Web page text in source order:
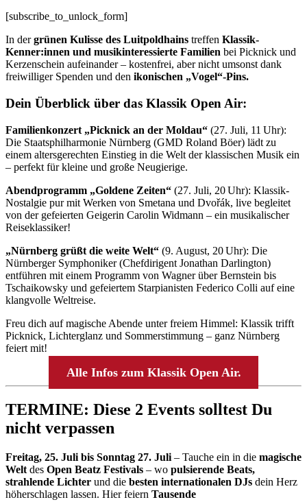
[subscribe_to_unlock_form]
In dergrünen Kulisse des Luitpoldhains treffen Klassik-
Kenner:innen und musikinteressierte Familien bei Picknick und
Kerzenschein aufeinander – kostenfrei, aber nicht umsonst dank
freiwilliger Spenden und den ikonischen „Vogel“-Pins.
Dein Überblick über das Klassik Open Air:
Familienkonzert „Picknick an der Moldau“ (27. Juli, 11 Uhr):
Die Staatsphilharmonie Nürnberg (GMD Roland Böer) lädt zu
einem altersgerechten Einstieg in die Welt der klassischen Musik ein
– perfekt für kleine und große Neugierige.
Abendprogramm „Goldene Zeiten“ (27. Juli, 20 Uhr): Klassik-
Nostalgie pur mit Werken von Smetana und Dvořák, live begleitet
von der gefeierten Geigerin Carolin Widmann – ein musikalischer
Reiseklassiker!
„Nürnberg grüßt die weite Welt“ (9. August, 20 Uhr): Die
Nürnberger Symphoniker (Chefdirigent Jonathan Darlington)
entführen mit einem Programm von Wagner über Bernstein bis
Tschaikowsky und gefeiertem Starpianisten Federico Colli auf eine
klangvolle Weltreise.
Freu dich auf magische Abende unter freiem Himmel: Klassik trifft
Picknick, Lichterglanz und Sommerstimmung – ganz Nürnberg
feiert mit!
Alle Infos zum Klassik Open Air.
TERMINE: Diese 2 Events solltest Du
nicht verpassen
Freitag, 25. Juli bis Sonntag 27. Juli – Tauche ein in die magische
Welt des Open Beatz Festivals – wo pulsierende Beats,
strahlende Lichter und die besten internationalen DJs dein Herz
höherschlagen lassen. Hier feiern Tausende